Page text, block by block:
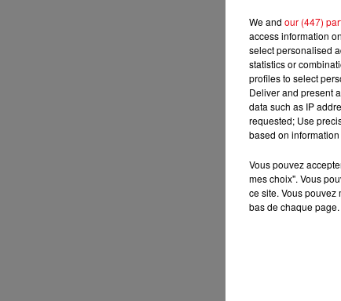
We and our (447)
access information
select personalised
statistics or
profiles to select
Deliver and present
data such as IP
requested; Use
based on
Vous pouvez
mes choix". Vous
ce site. Vous pouvez
bas de chaque page.